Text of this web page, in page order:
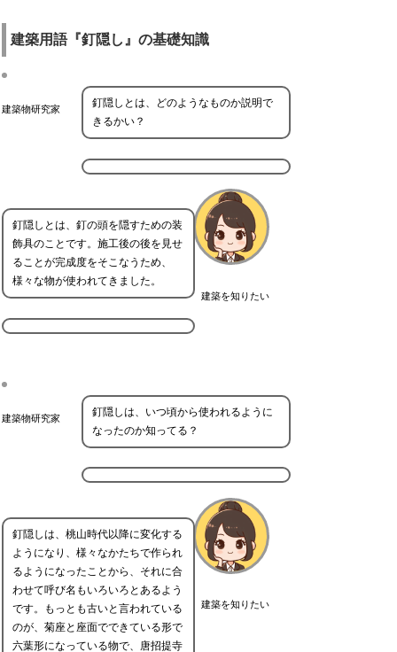
建築用語『釘隠し』の基礎知識
建築物研究家
釘隠しとは、どのようなものか説明で
きるかい？
建築を知りたい
釘隠しとは、釘の頭を隠すための装
飾具のことです。施工後の後を見せ
ることが完成度をそこなうため、
様々な物が使われてきました。
建築物研究家
釘隠しは、いつ頃から使われるように
なったのか知ってる？
建築を知りたい
釘隠しは、桃山時代以降に変化する
ようになり、様々なかたちで作られ
るようになったことから、それに合
わせて呼び名もいろいろとあるよう
です。もっとも古いと言われている
のが、菊座と座面でできている形で
六葉形になっている物で、唐招提寺